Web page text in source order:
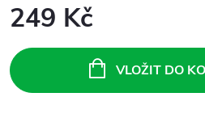
249 Kč
cena:
VLOŽIT DO